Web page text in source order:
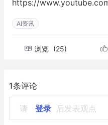
https://
AI资讯
浏览 (25)
1条评论
请 登录 后发表观点